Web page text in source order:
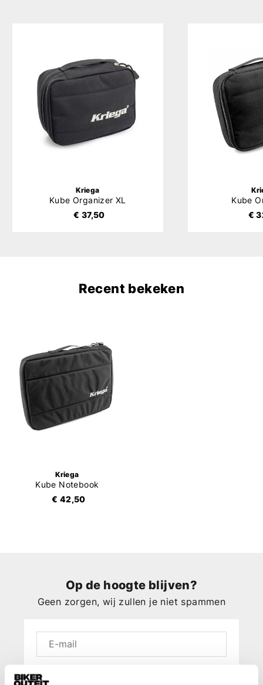
Kriega
Kube Organizer XL
€ 37,50
Kube
€
Recent bekeken
Kriega
Kube Notebook
€ 42,50
Op de hoogte blijven?
Geen zorgen, wij zullen je niet spammen